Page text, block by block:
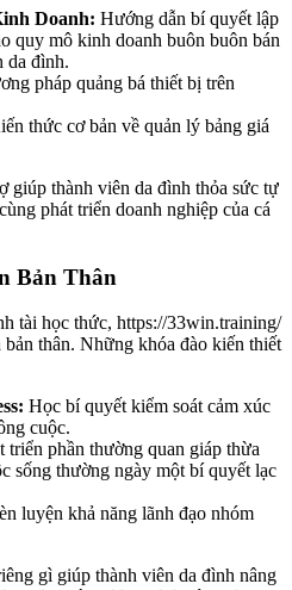
Doanh: Hướng dẫn bí quyết lập
quy mô kinh doanh buôn buôn bán
da đình.
pháp quảng bá thiết bị trên
thức cơ bản về quản lý bảng giá
giúp thành viên da đình thỏa sức tự
phát triển doanh nghiệp của cá
Bản Thân
tài học thức, https://33win.training/
thân. Những khóa đào kiến thiết
Học bí quyết kiểm soát cảm xúc
cuộc.
triển phần thường quan giáp thừa
sống thường ngày một bí quyết lạc
luyện khả năng lãnh đạo nhóm
gì giúp thành viên da đình nâng